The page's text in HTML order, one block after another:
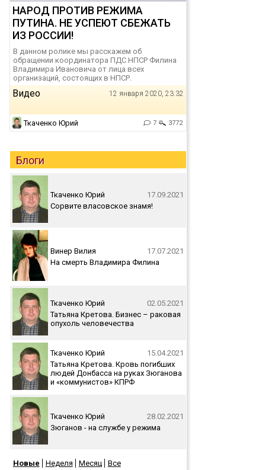
НАРОД ПРОТИВ РЕЖИМА
ПУТИНА. НЕ УСПЕЮТ СБЕЖАТЬ
ИЗ РОССИИ!
В данном ролике мы расскажем об
обращении координатора ПДС НПСР Филина
Владимира Ивановича от лица всех
организаций, состоящих в НПСР.
Видео 12 января 2020, 23:32
Ткаченко Юрий 7 3772
Блоги
Ткаченко Юрий
17.09.2021
Сорвите власовское знамя!
Винер Вилия
17.07.2021
На смерть Владимира Филина
Ткаченко Юрий
02.05.2021
Татьяна Кретова. Бизнес – раковая
опухоль человечества
Ткаченко Юрий
15.04.2021
Татьяна Кретова. Кровь погибших
людей Донбасса на руках Зюганова
и «коммунистов» КПРФ
Ткаченко Юрий
28.02.2021
Зюганов - на службе у режима
Новые Неделя Месяц Все